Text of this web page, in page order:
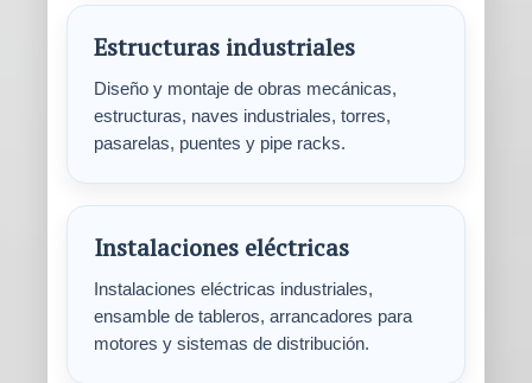
Estructuras industriales
Diseño y montaje de obras mecánicas,
estructuras, naves industriales, torres,
pasarelas, puentes y pipe racks.
Instalaciones eléctricas
Instalaciones eléctricas industriales,
ensamble de tableros, arrancadores para
motores y sistemas de distribución.